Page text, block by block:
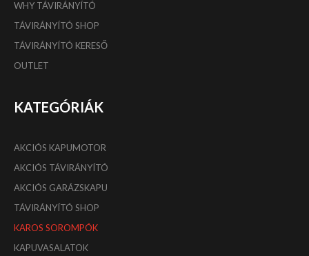
WHY TÁVIRÁNYÍTÓ
TÁVIRÁNYÍTÓ SHOP
TÁVIRÁNYÍTÓ KERESŐ
OUTLET
KATEGÓRIÁK
AKCIÓS KAPUMOTOR
AKCIÓS TÁVIRÁNYÍTÓ
AKCIÓS GARÁZSKAPU
TÁVIRÁNYÍTÓ SHOP
KAROS SOROMPÓK
KAPUVASALATOK